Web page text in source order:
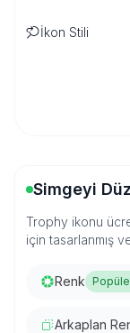
İkon Stili
Simgeyi
Trophy ikonu
için tasarlanmış
Renk
Arkaplan